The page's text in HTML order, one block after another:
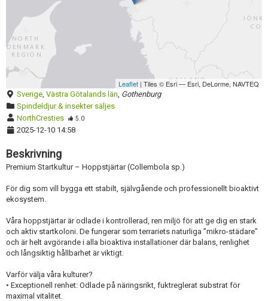
Leaflet | Tiles © Esri — Esri, DeLorme, NAVTEQ
Sverige Västra Götalands län Gothenburg
Spindeldjur & insekter säljes
NorthCresties
5.0
2025-12-10 14:58
Beskrivning
Premium Startkultur – Hoppstjärtar (Collembola sp.)
För dig som vill bygga ett stabilt, självgående och professionellt bioaktivt
ekosystem.
Våra hoppstjärtar är odlade i kontrollerad, ren miljö för att ge dig en stark
och aktiv startkoloni. De fungerar som terrariets naturliga ”mikro-städare”
och är helt avgörande i alla bioaktiva installationer där balans, renlighet
och långsiktig hållbarhet är viktigt.
Varför välja våra kulturer?
• Exceptionell renhet: Odlade på näringsrikt, fuktreglerat substrat för
maximal vitalitet.
Förnya annons
Kan förnyas om
Aktivera annons
Redigera annons